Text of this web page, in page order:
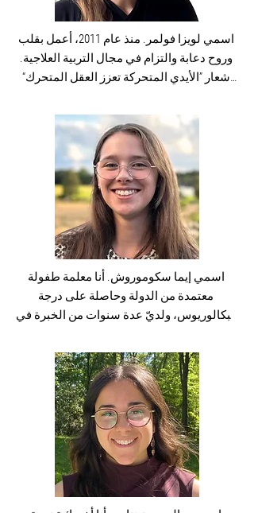
الأساس ليختبروا أنفسهم كفاعلين ذاتيين. ومن
خلال دعمي، أتعرف على اهتمامات الأطفال
ودوافعهم الفردية وأدعمهم في تنفيذها
وتحقيقها.
أشعر أيضًا أنه من المهم العمل بشكل وثيق مع
في الدعم وتقديم المساعدة لهم في الحياة
الأسرية اليومية.
أستمتع في أوقات فراغي بالخروج في الهواء
الطلق وقراءة الكتب المثيرة.
يسعدني أن أكون جزءًا من الفريق وأن أكون
قادرة على مرافقة الأطفال وأولياء الأمور في
رحلتهم.
اسمي لويزا فولمر. منذ عام 2011، أعمل بقلب
وروح دعابة والتزام في مجال التربية العلاجية.
شعار ”الأيدي المتحركة تعزز العقل المتحرك“
الحياة تنشأ عندما يتعاون العقل والقلب واليد
معًا.
مسيرتي المهنية بدأت بتدريب في مجال
الخياطة النسائية، ثم درست التربية
الفالدروفية مع التركيز على تدريس الأعمال
اليدوية، وصولاً إلى دراستي الحالية في مجال
العمل الاجتماعي/التربية الاجتماعية في جامعة
دوسلدورف. بالإضافة إلى ذلك، عملت لعدة
سنوات في مجال استشارات الشباب
والمخدرات، حيث عملت بطريقة سهلة المنال
ومتعاطفة وموجهة نحو الموارد. حالياً، أقوم
بتوسيع نطاق رؤيتي في مجال المساعدة
خبرتي في مجال مساعدة الشباب.
هذا المزيج من الإبداع والمعرفة المتخصصة
والخبرة العملية الملموسة يشكل عملي مع
الأطفال والشباب والأسر.
في عملي، لا أركز على النواقص، بل على نقاط
القوة والإمكانات. أرافق الناس على قدم
المساواة، وأشجعهم على تحقيق الفعالية
الذاتية، وأصمم عمليات التطوير بشكل فردي
اسمي إيما سكوموروش. أنا معلمة طفولة
معتمدة من الدولة وحاصلة على درجة
البكالوريوس، ولديّ عدة سنوات من الخبرة في
أتعامل مع كل طفل على أنه فريد من نوعه، وأن
أرافقه بحب وبطريقة منظمة وموجهة نحو
الموارد.
تلعب الإبداع والموسيقى والحركة دورًا كبيرًا
في عملي، مستوحاة من هواياتي الشخصية:
الرقص والغناء. غالبًا ما يتم دمج هذه الهوايات
في عملية التنمية بشكل لعبوي، مما يتيح
للأطفال تجربة طرق جديدة للتعبير والإدراك.